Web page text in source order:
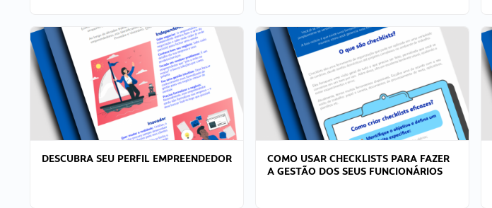
DESCUBRA SEU PERFIL EMPREENDEDOR
COMO USAR CHECKLISTS PARA FAZER
A GESTÃO DOS SEUS FUNCIONÁRIOS